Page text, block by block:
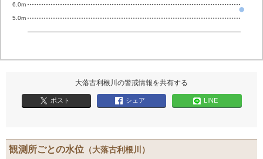
5.0m
6.0m
大落古利根川の警戒情報を共有する
ポスト シェア LINE
観測所ごとの水位 （大落古利根川）